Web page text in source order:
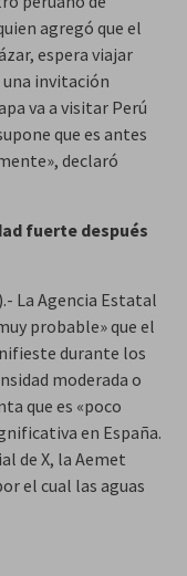
agregó que el
espera viajar
invitación
va a visitar Perú
que es antes
declaró
fuerte después
La Agencia Estatal
probable» que el
durante los
moderada o
que es «poco
en España.
de X, la Aemet
el cual las aguas